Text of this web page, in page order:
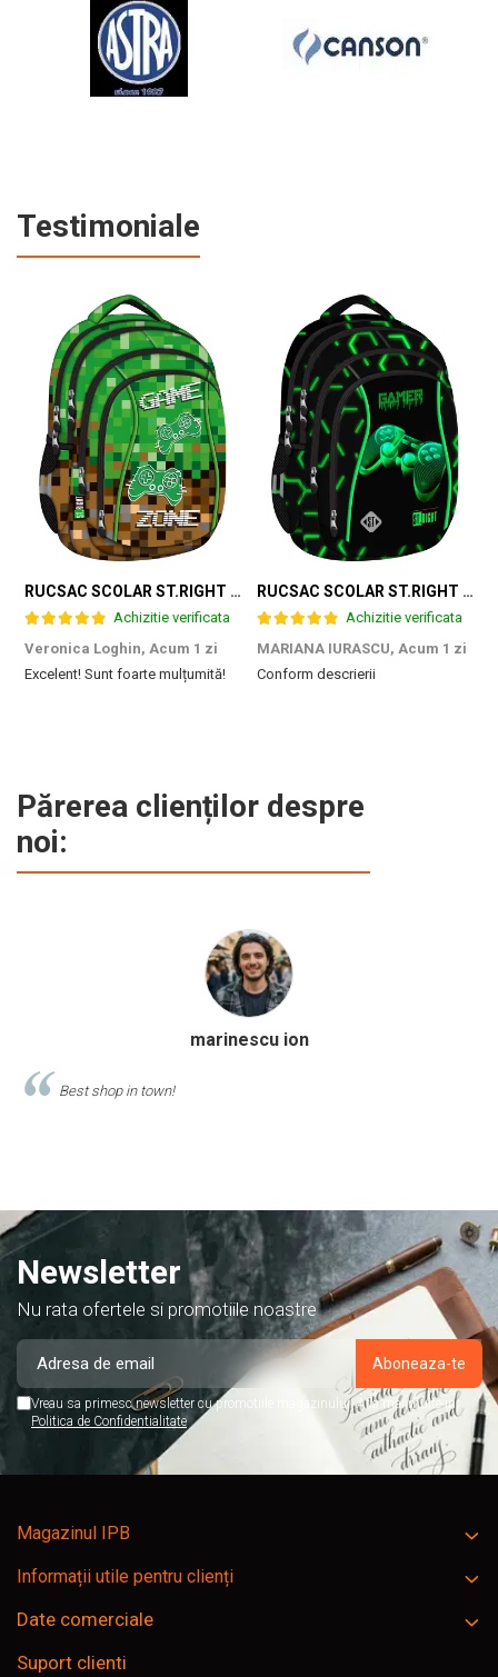
Testimoniale
RUCSAC SCOLAR ST.RIGHT 4 COMPARTIMENTE BP-04 GAME ZONE 698187
Achizitie verificata
Veronica Loghin, Acum 1 zi
Excelent! Sunt foarte mulțumită!
RUCSAC SCOLAR ST.RIGHT 4 COMPARTIMENTE BP-04 GREEN LEVEL 301339
Achizitie verificata
MARIANA IURASCU, Acum 1 zi
Conform descrierii
Părerea clienților despre
noi:
marinescu ion
Best shop in town!
Newsletter
Nu rata ofertele si promotiile noastre
Vreau sa primesc newsletter cu promotiile magazinului. Afla mai multe in
Politica de Confidentialitate
Magazinul IPB
Informații utile pentru clienți
Date comerciale
Suport clienti